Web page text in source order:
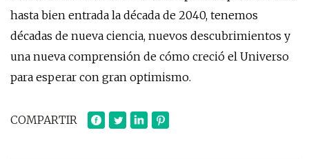
hasta bien entrada la década de 2040, tenemos
décadas de nueva ciencia, nuevos descubrimientos y
una nueva comprensión de cómo creció el Universo
para esperar con gran optimismo.
COMPARTIR